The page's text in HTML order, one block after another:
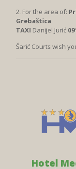
2. For the area of:
Grebaštica
TAXI Danijel Jurić
Šarić Courts wish
Hotel